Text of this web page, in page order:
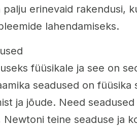
palju erinevaid rakendusi,
lahendamiseks.
füüsikale ja see on
seadused on füüsika
ja jõude. Need
Newtoni teine seaduse ja